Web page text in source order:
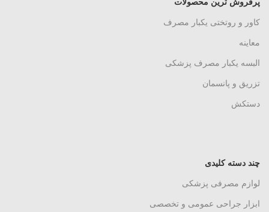
کاور و روتختی یکبار مصرف
معاینه
البسه یکبار مصرف پزشکی
تزریق و پانسمان
دستکش
چند دسته کلیدی
لوازم مصرفی پزشکی
ابزار جراحی عمومی و تخصصی